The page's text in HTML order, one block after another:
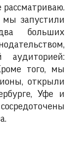
мы запустили
больших
аудиторией:
того, мы
открыли
Уфе и